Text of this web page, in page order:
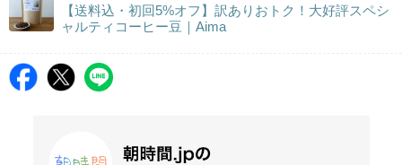
【送料込・初回5%オフ】訳ありおトク！大好評スペシ
ャルティコーヒー豆｜Aima